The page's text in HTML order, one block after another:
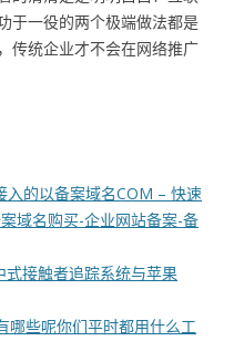
于一役的两个极端做法都是
传统企业才不会在网络推广
入的以备案域名COM – 快速
域名购买-企业网站备案-备
式接触者追踪系统与苹果
哪些呢你们平时都用什么工